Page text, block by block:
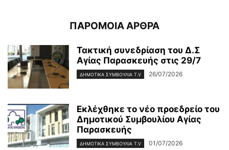
ΠΑΡΟΜΟΙΑ ΑΡΘΡΑ
Τακτική συνεδρίαση του Δ.Σ
Αγίας Παρασκευής στις 29/7
ΔΗΜΟΤΙΚΑ ΣΥΜΒΟΥΛΙΑ T.V 26/07/2026
Εκλέχθηκε το νέο προεδρείο του
Δημοτικού Συμβουλίου Αγίας
Παρασκευής
ΔΗΜΟΤΙΚΑ ΣΥΜΒΟΥΛΙΑ T.V 01/07/2026